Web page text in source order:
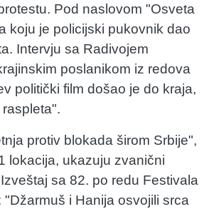
Pod naslovom "Osveta
koju je policijski pukovnik dao
Intervju sa Radivojem
poslanikom iz redova
politički film došao je do kraja,
protiv blokada širom Srbije",
lokacija, ukazuju zvanični
sa 82. po redu Festivala
"Džarmuš i Hanija osvojili srca